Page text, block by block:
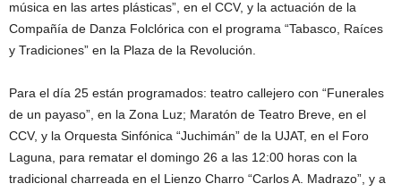
música en las artes plásticas”, en el CCV, y la actuación de la
Compañía de Danza Folclórica con el programa “Tabasco, Raíces
y Tradiciones” en la Plaza de la Revolución.
Para el día 25 están programados: teatro callejero con “Funerales
de un payaso”, en la Zona Luz; Maratón de Teatro Breve, en el
CCV, y la Orquesta Sinfónica “Juchimán” de la UJAT, en el Foro
Laguna, para rematar el domingo 26 a las 12:00 horas con la
tradicional charreada en el Lienzo Charro “Carlos A. Madrazo”, y a